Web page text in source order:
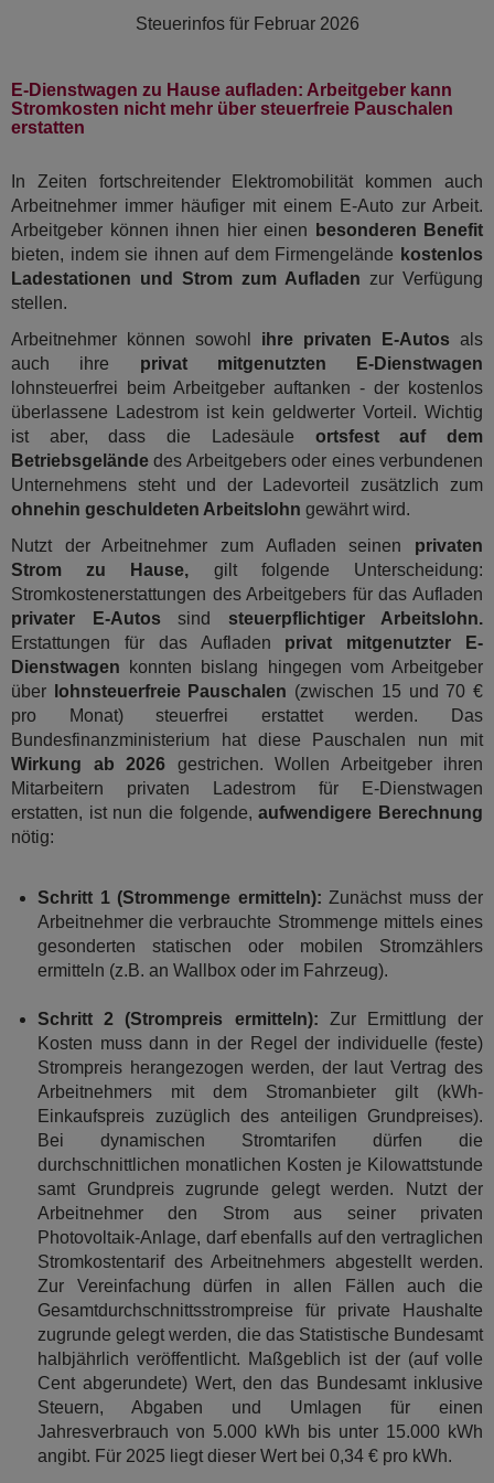
Steuerinfos für Februar 2026
E-Dienstwagen zu Hause aufladen: Arbeitgeber kann
Stromkosten nicht mehr über steuerfreie Pauschalen
erstatten
In Zeiten fortschreitender Elektromobilität kommen auch
Arbeitnehmer immer häufiger mit einem E-Auto zur Arbeit.
Arbeitgeber können ihnen hier einen
besonderen Benefit
bieten, indem sie ihnen auf dem Firmengelände kostenlos
Ladestationen und Strom zum Aufladen zur Verfügung
stellen.
Arbeitnehmer können sowohl ihre privaten E-Autos als
auch ihre privat mitgenutzten E-Dienstwagen
lohnsteuerfrei beim Arbeitgeber auftanken - der kostenlos
überlassene Ladestrom ist kein geldwerter Vorteil. Wichtig
ist aber, dass die Ladesäule ortsfest auf dem
Betriebsgelände des Arbeitgebers oder eines verbundenen
Unternehmens steht und der Ladevorteil zusätzlich zum
ohnehin geschuldeten Arbeitslohn gewährt wird.
Nutzt der Arbeitnehmer zum Aufladen seinen privaten
Strom zu Hause, gilt folgende Unterscheidung:
Stromkostenerstattungen des Arbeitgebers für das Aufladen
privater E-Autos sind steuerpflichtiger Arbeitslohn.
Erstattungen für das Aufladen privat mitgenutzter E-
Dienstwagen konnten bislang hingegen vom Arbeitgeber
über
lohnsteuerfreie Pauschalen (zwischen 15 und 70 €
pro Monat) steuerfrei erstattet werden. Das
Bundesfinanzministerium hat diese Pauschalen nun mit
Wirkung ab 2026 gestrichen. Wollen Arbeitgeber ihren
Mitarbeitern privaten Ladestrom für E-Dienstwagen
erstatten, ist nun die folgende,aufwendigere Berechnung
nötig:
Schritt 1 (Strommenge ermitteln): Zunächst muss der
Arbeitnehmer die verbrauchte Strommenge mittels eines
gesonderten statischen oder mobilen Stromzählers
ermitteln (z.B. an Wallbox oder im Fahrzeug).
Schritt 2 (Strompreis ermitteln): Zur Ermittlung der
Kosten muss dann in der Regel der individuelle (feste)
Strompreis herangezogen werden, der laut Vertrag des
Arbeitnehmers mit dem Stromanbieter gilt (kWh-
Einkaufspreis zuzüglich des anteiligen Grundpreises).
Bei dynamischen Stromtarifen dürfen die
durchschnittlichen monatlichen Kosten je Kilowattstunde
samt Grundpreis zugrunde gelegt werden. Nutzt der
Arbeitnehmer den Strom aus seiner privaten
Photovoltaik-Anlage, darf ebenfalls auf den vertraglichen
Stromkostentarif des Arbeitnehmers abgestellt werden.
Zur Vereinfachung dürfen in allen Fällen auch die
Gesamtdurchschnittsstrompreise für private Haushalte
zugrunde gelegt werden, die das Statistische Bundesamt
halbjährlich veröffentlicht. Maßgeblich ist der (auf volle
Cent abgerundete) Wert, den das Bundesamt inklusive
Steuern, Abgaben und Umlagen für einen
Jahresverbrauch von 5.000 kWh bis unter 15.000 kWh
angibt. Für 2025 liegt dieser Wert bei 0,34 € pro kWh.